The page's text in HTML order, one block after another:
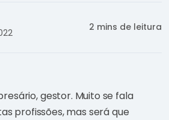
2 mins de leitura
gestor. Muito se fala
profissões, mas será que